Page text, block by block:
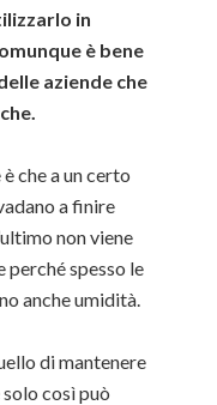
in
è bene
aziende che
che a un certo
a finire
non viene
perché spesso le
anche umidità.
di mantenere
così può